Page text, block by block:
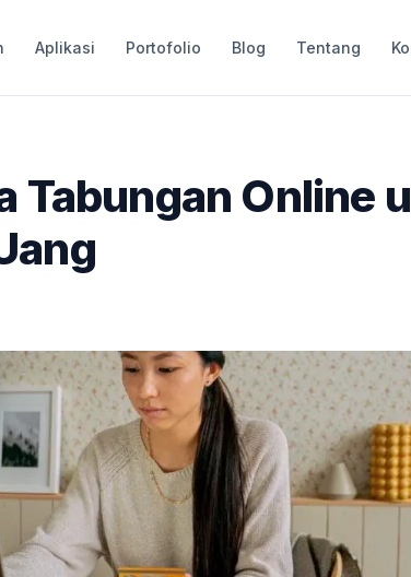
Aplikasi Portofolio Blog Tentang
Tabungan Online